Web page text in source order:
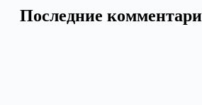
Последние